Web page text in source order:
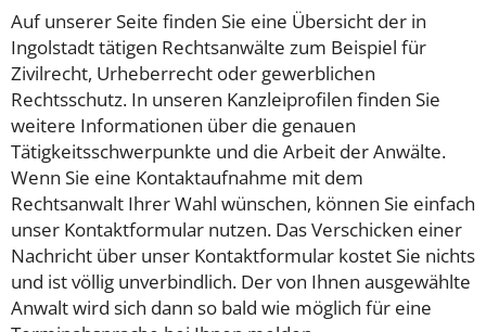
Auf unserer Seite finden Sie eine Übersicht der in
Ingolstadt tätigen Rechtsanwälte zum Beispiel für
Zivilrecht, Urheberrecht oder gewerblichen
Rechtsschutz. In unseren Kanzleiprofilen finden Sie
weitere Informationen über die genauen
Tätigkeitsschwerpunkte und die Arbeit der Anwälte.
Wenn Sie eine Kontaktaufnahme mit dem
Rechtsanwalt Ihrer Wahl wünschen, können Sie einfach
unser Kontaktformular nutzen. Das Verschicken einer
Nachricht über unser Kontaktformular kostet Sie nichts
und ist völlig unverbindlich. Der von Ihnen ausgewählte
Anwalt wird sich dann so bald wie möglich für eine